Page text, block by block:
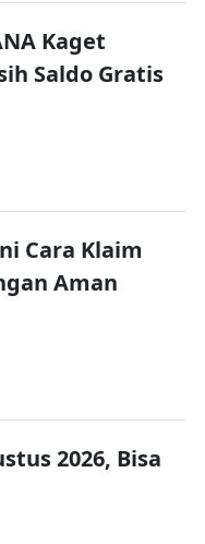
Kaget
Saldo Gratis
Cara Klaim
Aman
2026, Bisa